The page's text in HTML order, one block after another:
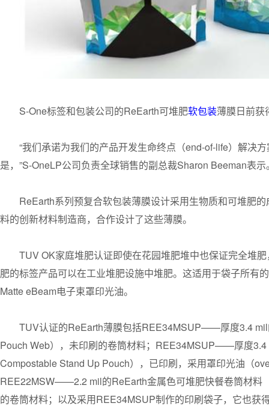
S-One标签和包装公司的ReEarth可堆肥软包装薄膜日前获
“我们承诺为我们的产品开发生命终点（end-of-life）解决
是，”S-OneLP公司负责全球销售的副总裁Sharon Beeman表
ReEarth系列预复合软包装薄膜设计采用生物质和可堆肥
料的创新材料制造商，合作设计了这些薄膜。
TUV OK家庭堆肥认证即使在花园堆肥堆中也保证完全堆
肥的标签产品可以在工业堆肥设施中堆肥。这适用于袋子所
Matte eBeam电子束罩印光油。
TUV认证的ReEarth薄膜包括REE34MSUP——厚度3.4
Pouch Web），未印刷的卷筒材料；REE34MSUP——厚度
Compostable Stand Up Pouch），已印刷，采用罩印光油（
REE22MSW——2.2 mil的ReEarth金属色可堆肥快餐卷筒材料
的卷筒材料；以及采用REE34MSUP制作的印刷袋子，它也获